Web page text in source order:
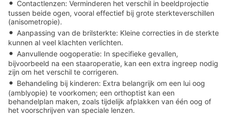
Contactlenzen: Verminderen het verschil in beeldprojectie
tussen beide ogen, vooral effectief bij grote sterkteverschillen
(anisometropie).
• Aanpassing van de brilsterkte: Kleine correcties in de sterkte
kunnen al veel klachten verlichten.
• Aanvullende oogoperatie: In specifieke gevallen,
bijvoorbeeld na een staaroperatie, kan een extra ingreep nodig
zijn om het verschil te corrigeren.
• Behandeling bij kinderen: Extra belangrijk om een lui oog
(amblyopie) te voorkomen; een orthoptist kan een
behandelplan maken, zoals tijdelijk afplakken van één oog of
het voorschrijven van speciale lenzen.